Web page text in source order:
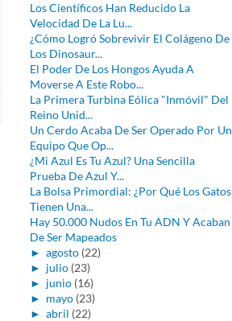
Los Científicos Han Reducido La
Velocidad De La Lu...
¿Cómo Logró Sobrevivir El Colágeno De
Los Dinosaur...
El Poder De Los Hongos Ayuda A
Moverse A Este Robo...
La Primera Turbina Eólica "Inmóvil" Del
Reino Unid...
Un Cerdo Acaba De Ser Operado Por Un
Equipo Que Op...
¿Mi Azul Es Tu Azul? Una Sencilla
Prueba De Azul Y...
La Bolsa Primordial: ¿Por Qué Los Gatos
Tienen Una...
Hay 50.000 Nudos En Tu ADN Y Acaban
De Ser Mapeados
► agosto (22)
► julio (23)
► junio (16)
► mayo (23)
► abril (22)